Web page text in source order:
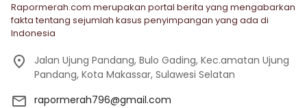
Rapormerah.com merupakan portal berita yang mengabarkan
fakta tentang sejumlah kasus penyimpangan yang ada di
Indonesia
Jalan Ujung Pandang, Bulo Gading, Kec.amatan Ujung
Pandang, Kota Makassar, Sulawesi Selatan
rapormerah796@gmail.com